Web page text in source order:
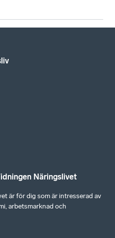
Näringslivet
är för dig som är intresserad av
arbetsmarknad och